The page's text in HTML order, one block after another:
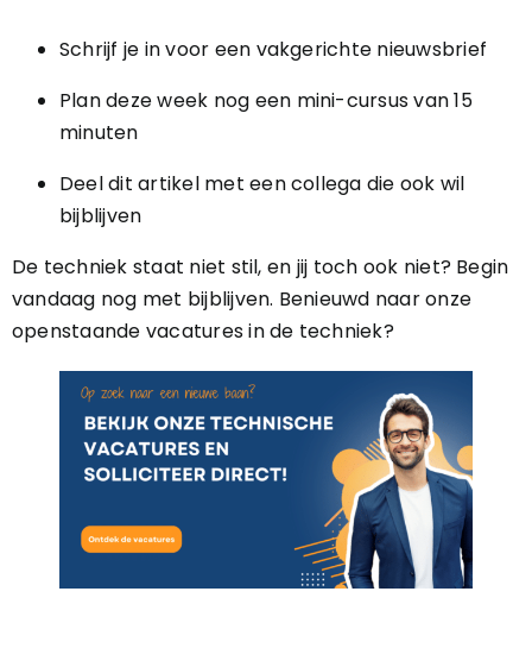
Schrijf je in voor een vakgerichte nieuwsbrief
Plan deze week nog een mini-cursus van 15
minuten
Deel dit artikel met een collega die ook wil
bijblijven
De techniek staat niet stil, en jij toch ook niet? Begin
vandaag nog met bijblijven. Benieuwd naar onze
openstaande vacatures in de techniek?